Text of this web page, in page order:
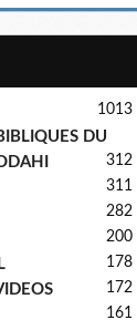
1013
DU
312
311
282
200
178
172
161